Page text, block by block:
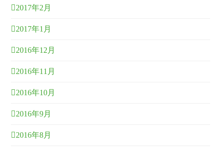
2017年2月
2017年1月
2016年12月
2016年11月
2016年10月
2016年9月
2016年8月